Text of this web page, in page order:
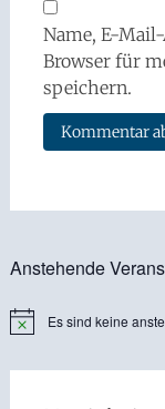
Name, E-
Browser für
speichern.
Anstehende
HinweisEs sind keine